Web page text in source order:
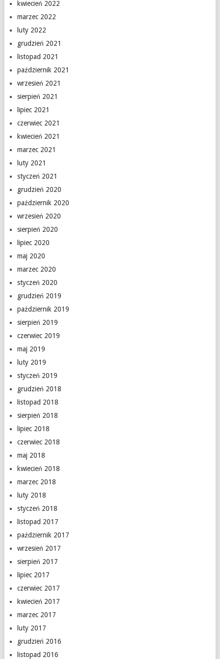
kwiecień 2022
marzec 2022
luty 2022
grudzień 2021
listopad 2021
październik 2021
wrzesień 2021
sierpień 2021
lipiec 2021
czerwiec 2021
kwiecień 2021
marzec 2021
luty 2021
styczeń 2021
grudzień 2020
październik 2020
wrzesień 2020
sierpień 2020
lipiec 2020
maj 2020
marzec 2020
styczeń 2020
grudzień 2019
październik 2019
sierpień 2019
czerwiec 2019
maj 2019
luty 2019
styczeń 2019
grudzień 2018
listopad 2018
sierpień 2018
lipiec 2018
czerwiec 2018
maj 2018
kwiecień 2018
marzec 2018
luty 2018
styczeń 2018
listopad 2017
październik 2017
wrzesień 2017
sierpień 2017
lipiec 2017
czerwiec 2017
kwiecień 2017
marzec 2017
luty 2017
grudzień 2016
listopad 2016